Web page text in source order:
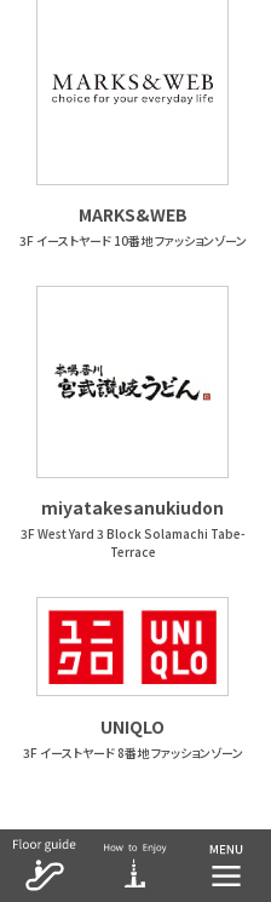
MARKS&WEB
3F イーストヤード 10番地 ファッションゾーン
miyatakesanukiudon
3F West Yard 3 Block Solamachi Tabe-
Terrace
UNIQLO
3F イーストヤード 8番地 ファッションゾーン